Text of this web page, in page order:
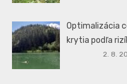
Optimalizácia
krytia podľa
2. 8.